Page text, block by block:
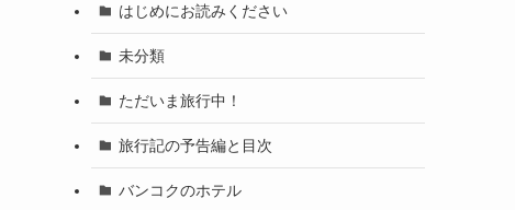
はじめにお読みください
未分類
ただいま旅行中！
旅行記の予告編と目次
バンコクのホテル